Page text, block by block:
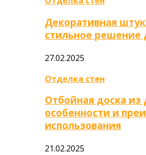
Декоративная
стильное решение
27.02.2025
Отделка стен
Отбойная доска из
особенности и
использования
21.02.2025